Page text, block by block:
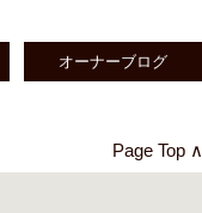
オーナーブログ
Page Top ∧